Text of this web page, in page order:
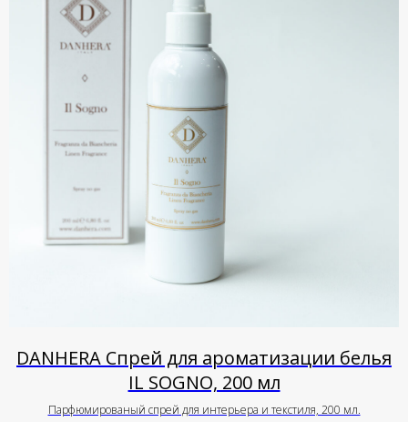
DANHERA Спрей для ароматизации белья
IL SOGNO, 200 мл
Парфюмированый спрей для интерьера и текстиля, 200 мл.